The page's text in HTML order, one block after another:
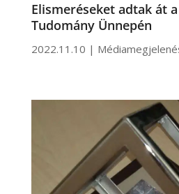
Elismeréseket adtak át
Tudomány Ünnepén
2022.11.10 |